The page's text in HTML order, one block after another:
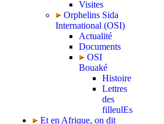
Visites
Orphelins Sida
International (OSI)
Actualité
Documents
OSI
Bouaké
Histoire
Lettres
des
filleulEs
Et en Afrique, on dit